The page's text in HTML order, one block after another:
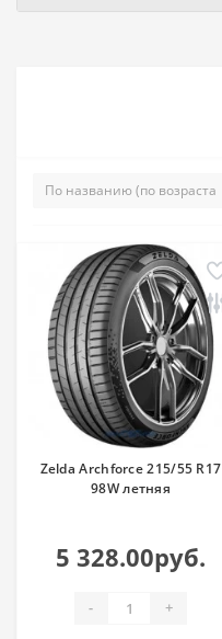
Zelda Archforce 215/55 R17
98W летняя
5 328.00руб.
- +